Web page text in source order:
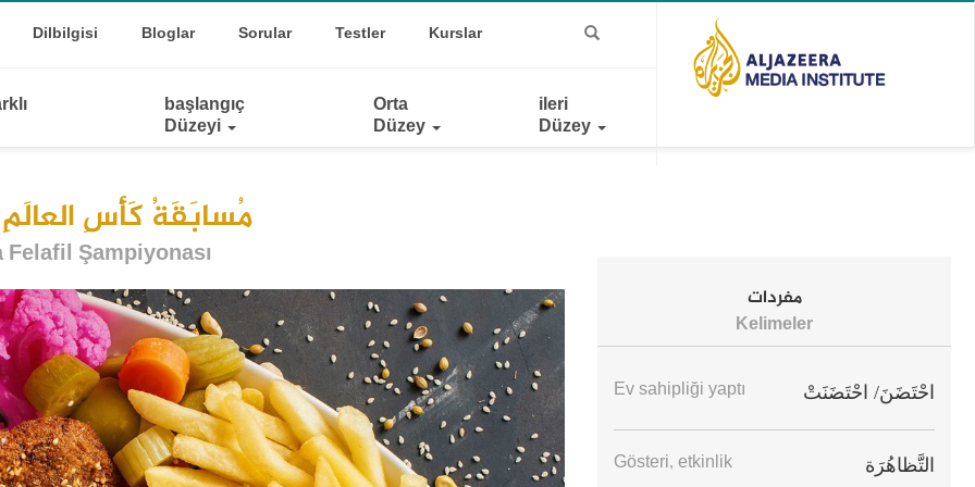
Dropdown
Top
Dilbilgisi Bloglar Sorular Testler Kurslar
başlangıç
Düzeyi
Orta
Düzey
ileri
Düzey
مُسابَقَةُ كَأْسِ
Felafil Şampiyonası
مفردات
Kelimeler
احْتَضَنَ/ احْتَضَنَتْ Ev sahipliği yaptı
التَّظاهُرَة Gösteri, etkinlik